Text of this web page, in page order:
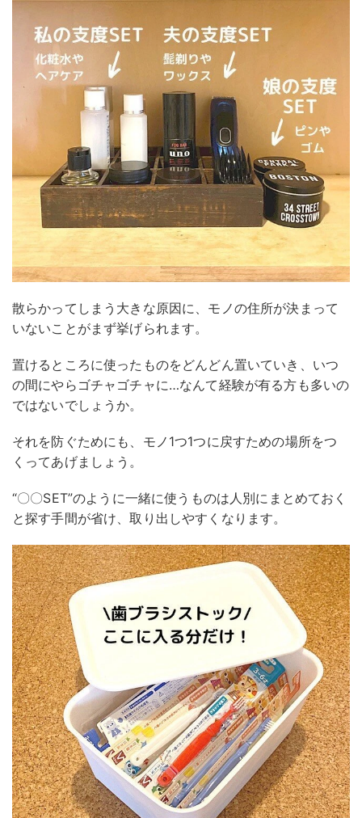
散らかってしまう大きな原因に、モノの住所が決まって
いないことがまず挙げられます。
置けるところに使ったものをどんどん置いていき、いつ
の間にやらゴチャゴチャに…なんて経験が有る方も多いの
ではないでしょうか。
それを防ぐためにも、モノ1つ1つに戻すための場所をつ
くってあげましょう。
“〇〇SET”のように一緒に使うものは人別にまとめておく
と探す手間が省け、取り出しやすくなります。